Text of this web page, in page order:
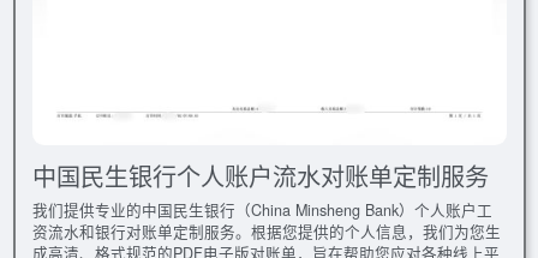
中国民生银行个人账户流水对账单定制服务
我们提供专业的中国民生银行（China Minsheng Bank）个人账户工
资流水和银行对账单定制服务。根据您提供的个人信息，我们为您生
成高清、格式规范的PDF电子版对账单，旨在帮助您应对各种线上平